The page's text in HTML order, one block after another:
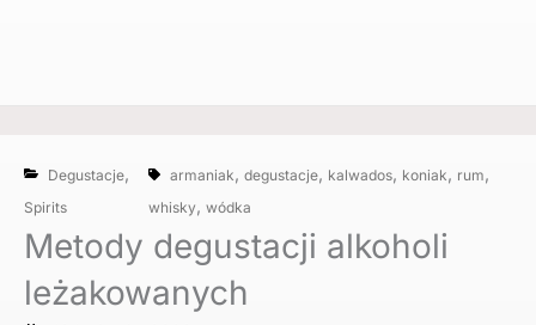
Degustacje,
Spirits
armaniak, degustacje, kalwados, koniak, rum,
whisky, wódka
Metody degustacji alkoholi
leżakowanych